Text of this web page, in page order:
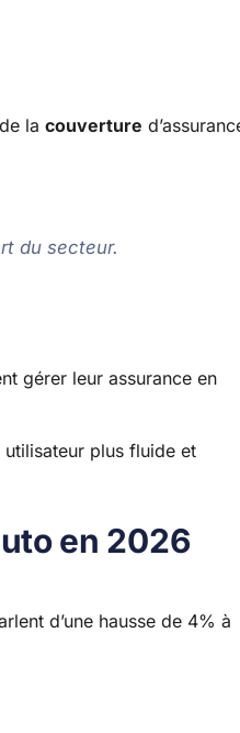
la couverture
du secteur.
gérer leur assurance en
plus fluide et
en 2026
d’une hausse de 4% à